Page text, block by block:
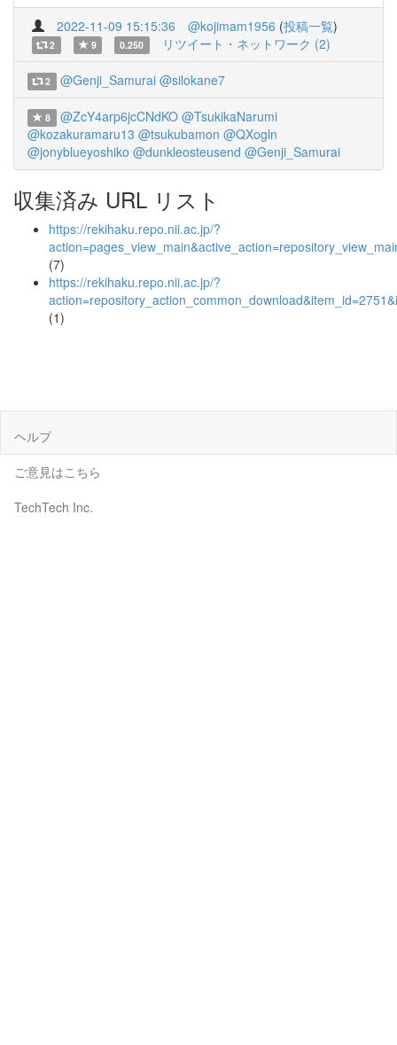
2022-11-09 15:15:36 @kojimam1956 (投稿一覧)
2 9 0.250 リツイート・ネットワーク (2)
2 @Genji_Samurai @silokane7
8 @ZcY4arp6jcCNdKO @TsukikaNarumi
@kozakuramaru13 @tsukubamon @QXogln
@jonyblueyoshiko @dunkleosteusend @Genji_Samurai
収集済み URL リスト
https://rekihaku.repo.nii.ac.jp/?
(7)
https://rekihaku.repo.nii.ac.jp/?
(1)
ヘルプ
ご意見はこちら
TechTech Inc.